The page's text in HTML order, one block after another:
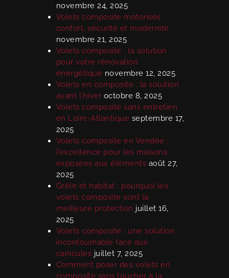
novembre 24, 2025
Volets composite motorisés :
confort, sécurité et modernité
novembre 21, 2025
Volets composite : la solution
pour votre rénovation
énergétique novembre 12, 2025
Volets en composite : la solution
avant l’hiver octobre 8, 2025
Volets composite sans entretien
en Loire-Atlantique septembre 17,
2025
Volets composite en Vendée :
l’excellence pour les maisons
exposées aux éléments août 27,
2025
Grêle et habitat : pourquoi les
volets composite sont la
meilleure protection juillet 16,
2025
Volets composite : une solution
incontournable face aux
canicules juillet 7, 2025
Comment poser des volets en